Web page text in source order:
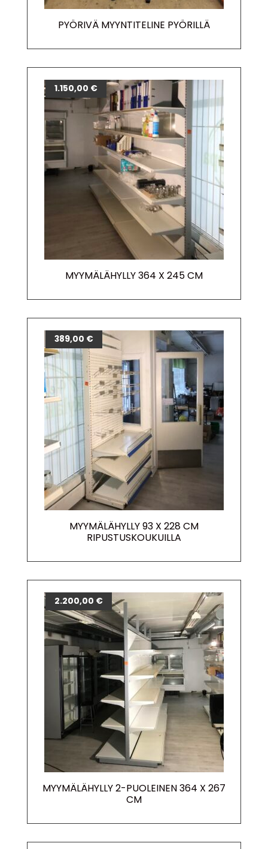
PYÖRIVÄ MYYNTITELINE PYÖRILLÄ
MYYMÄLÄHYLLY 364 X 245 CM
1.150,00 €
MYYMÄLÄHYLLY 93 X 228 CM
RIPUSTUSKOUKUILLA
389,00 €
MYYMÄLÄHYLLY 2-PUOLEINEN 364 X 267
CM
2.200,00 €